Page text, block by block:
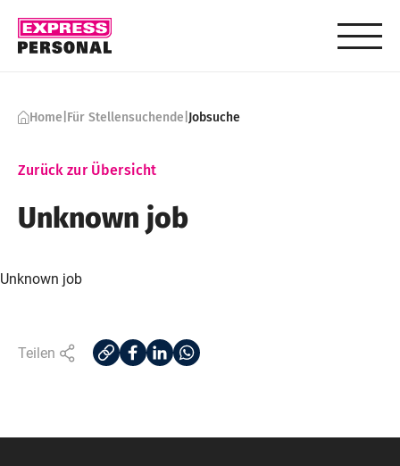
Home|Für Stellensuchende|Jobsuche
Zurück zur Übersicht
Unknown job
Unknown job
Teilen